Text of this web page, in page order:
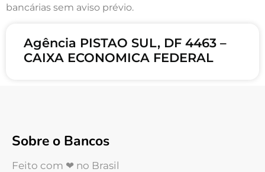
bancárias sem aviso prévio.
Agência PISTAO SUL, DF 4463 –
CAIXA ECONOMICA FEDERAL
Sobre o Bancos
Feito com ❤ no Brasil